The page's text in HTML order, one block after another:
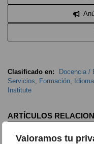
Valoramos tu
Clasificado en: Docencia /
Servicios, Formación,
Institute
ARTÍCULOS